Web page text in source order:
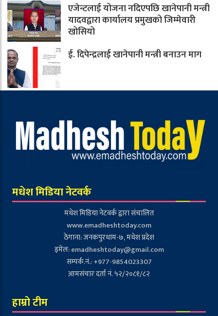
एजेन्टलाई योजना नदिएपछि खानेपानी मन्त्री
यादवद्वारा कार्यालय प्रमुखको जिम्मेवारी
खोसियो
ई. दिपेन्द्रलाई खानेपानी मन्त्री बनाउन माग
मधेश मिडिया नेटवर्क
मधेश मिडिया नेटवर्क द्वारा संचालित
www.emadheshtoday.com
ठेगाना: जनकपुरधाम-७, मधेश प्रदेश
इमेल:emadheshtoday@gmail.com
सम्पर्क.नं.: +977-9854023307
आमसंचार दर्ता नं. ५२/२०८१/८२
हाम्रो टीम